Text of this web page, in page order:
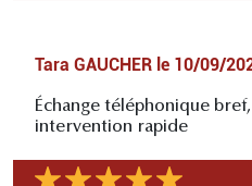
Tara GAUCHER le 10/09/
Échange téléphonique bref,
intervention rapide